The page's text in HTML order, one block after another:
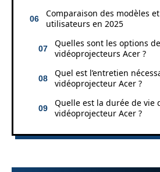
Comparaison des modèles
utilisateurs en 2025
Quelles sont les options
vidéoprojecteurs Acer ?
Quel est l’entretien
vidéoprojecteur Acer ?
Quelle est la durée de vie
vidéoprojecteur Acer ?